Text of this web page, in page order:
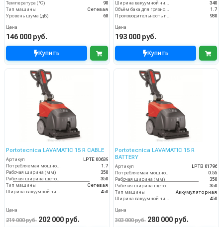
Температура (°C)
90
Тип машины
Сетевая
Уровень шума (дБ)
68
Цена
146 000 руб.
Купить
Ширина вакуумной чистки (мм)
340
Объём бака для грязной воды (пыли) (л)
1.7
Производительность по площади (м2/ч)
930
Цена
193 000 руб.
Купить
Portotecnica LAVAMATIC 15 R CABLE
Артикул
LPTE 00639
Потребляемая мощность (кВт)
1.7
Рабочая ширина (мм)
350
Рабочая ширина щеток (мм)
350
Тип машины
Сетевая
Ширина вакуумной чистки (мм)
450
Цена
219 000 руб. 202 000 руб.
Portotecnica LAVAMATIC 15 R
BATTERY
Артикул
LPTB 01796
Потребляемая мощность (кВт)
0.55
Рабочая ширина (мм)
350
Рабочая ширина щеток (мм)
350
Тип машины
Аккумуляторная
Ширина вакуумной чистки (мм)
450
Цена
303 000 руб. 280 000 руб.